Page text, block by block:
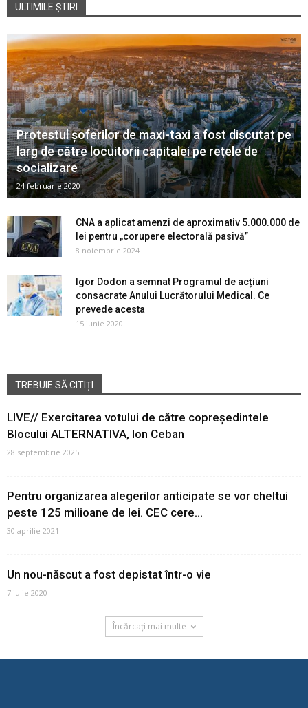
ULTIMILE ȘTIRI
Protestul șoferilor de maxi-taxi a fost discutat pe
larg de către locuitorii capitalei pe rețele de
socializare
24 februarie 2020
CNA a aplicat amenzi de aproximativ 5.000.000 de
lei pentru „corupere electorală pasivă”
8 noiembrie 2024
Igor Dodon a semnat Programul de acțiuni
consacrate Anului Lucrătorului Medical. Ce
prevede acesta
15 iunie 2020
TREBUIE SĂ CITIȚI
LIVE// Exercitarea votului de către copreședintele
Blocului ALTERNATIVA, Ion Ceban
28 septembrie 2025
Pentru organizarea alegerilor anticipate se vor cheltui
peste 125 milioane de lei. CEC cere...
30 aprilie 2021
Un nou-născut a fost depistat într-o vie
7 iulie 2020
Încărcați mai multe